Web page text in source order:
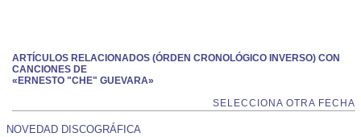
ARTÍCULOS RELACIONADOS (ÓRDEN CRONOLÓGICO INVERSO) CON
CANCIONES DE
«ERNESTO "CHE" GUEVARA»
SELECCIONA OTRA FECHA
NOVEDAD DISCOGRÁFICA